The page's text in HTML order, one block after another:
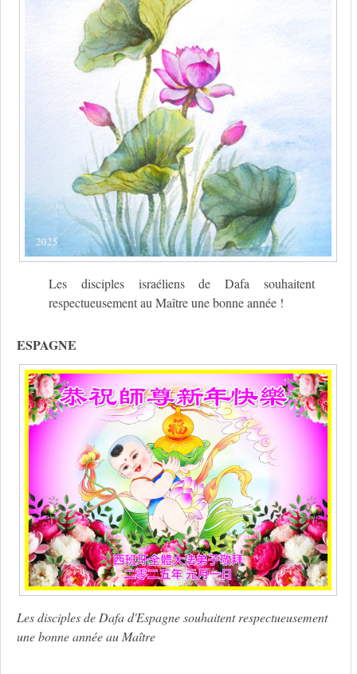
Les disciples israéliens de Dafa souhaitent
respectueusement au Maître une bonne année !
ESPAGNE
Les disciples de Dafa d'Espagne souhaitent respectueusement
une bonne année au Maître